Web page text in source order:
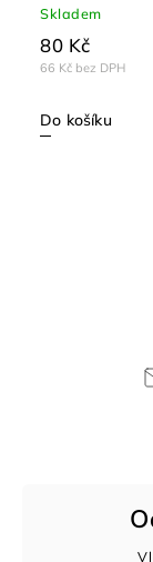
Skladem
66 Kč bez DPH
80 Kč
Do košíku